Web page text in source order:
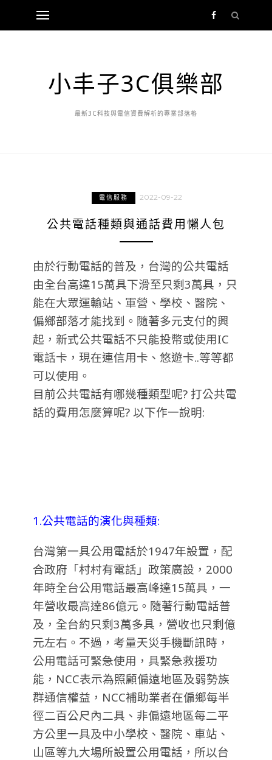
小丰子3C俱樂部
最新3C科技與電信資費解析的專業部落格
電信服務 2022-09-22
公共電話種類與通話費用懶人包
由於行動電話的普及，台灣的公共電話
由全台高達15萬具下滑至只剩3萬具，只
能在大眾運輸站、軍營、學校、醫院、
偏鄉部落才能找到。隨著多元支付的興
起，新式公共電話不只能投幣或使用IC
電話卡，現在連信用卡、悠遊卡..等等都
可以使用。
目前公共電話有哪幾種類型呢? 打公共電
話的費用怎麼算呢? 以下作一說明:
1.公共電話的演化與種類:
台灣第一具公用電話於1947年設置，配
合政府「村村有電話」政策廣設，2000
年時全台公用電話最高峰達15萬具，一
年營收最高達86億元。隨著行動電話普
及，全台約只剩3萬多具，營收也只剩億
元左右。不過，考量天災手機斷訊時，
公用電話可緊急使用，具緊急救援功
能，NCC表示為照顧偏遠地區及弱勢族
群通信權益，NCC補助業者在偏鄉每半
徑二百公尺內二具、非偏遠地區每二平
方公里一具及中小學校、醫院、車站、
山區等九大場所設置公用電話，所以台